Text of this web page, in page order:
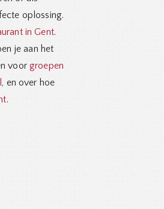
oplossing.
in Gent.
je aan het
voor groepen
, en over hoe
.